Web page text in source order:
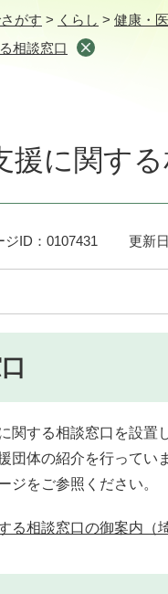
がす > くらし > 健康・
相談窓口
援に関する
ジID：0107431 更新
する相談窓口を設置
体の紹介を行っていま
をご参照ください。
る相談窓口の御案内（